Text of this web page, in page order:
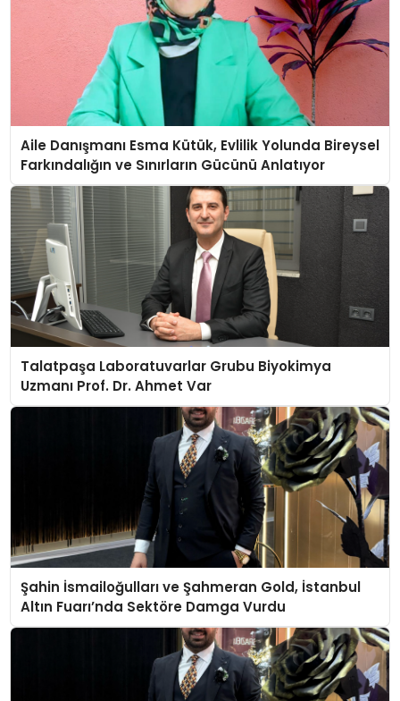
Aile Danışmanı Esma Kütük, Evlilik Yolunda Bireysel
Farkındalığın ve Sınırların Gücünü Anlatıyor
Talatpaşa Laboratuvarlar Grubu Biyokimya
Uzmanı Prof. Dr. Ahmet Var
Şahin İsmailoğulları ve Şahmeran Gold, İstanbul
Altın Fuarı’nda Sektöre Damga Vurdu